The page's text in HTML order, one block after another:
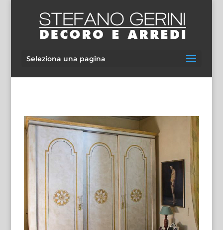
Seleziona una pagina